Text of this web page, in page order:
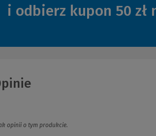
i odbierz kupon 50 zł
opinii o tym produkcie.